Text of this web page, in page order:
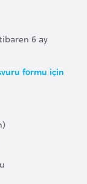
6 ay
formu için